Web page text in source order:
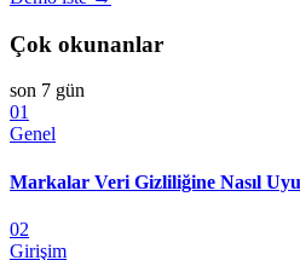
Çok okunanlar
son 7 gün
01
Genel
Markalar Veri Gizliliğine Nasıl
02
Girişim